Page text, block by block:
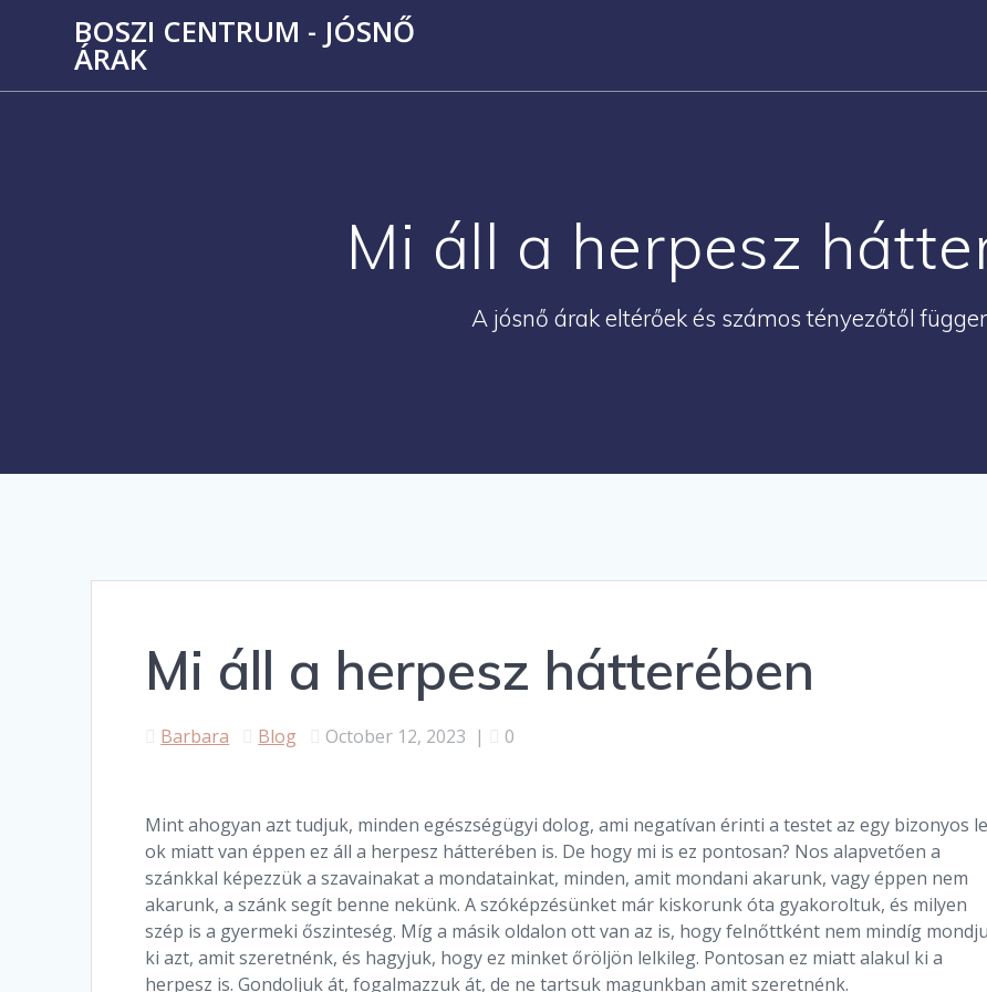
BOSZI CENTRUM - JÓSNŐ
ÁRAK
Mi áll a herpesz
A jósnő árak eltérőek és számos tényezőtől
Mi áll a herpesz hátterében
Barbara Blog October 12, 2023 | 0
Mint ahogyan azt tudjuk, minden egészségügyi dolog, ami negatívan érinti a testet az egy bizonyos
ok miatt van éppen ez áll a herpesz hátterében is. De hogy mi is ez pontosan? Nos alapvetően a
szánkkal képezzük a szavainakat a mondatainkat, minden, amit mondani akarunk, vagy éppen nem
akarunk, a szánk segít benne nekünk. A szóképzésünket már kiskorunk óta gyakoroltuk, és milyen
szép is a gyermeki őszinteség. Míg a másik oldalon ott van az is, hogy felnőttként nem mindíg
ki azt, amit szeretnénk, és hagyjuk, hogy ez minket őröljön lelkileg. Pontosan ez miatt alakul ki a
herpesz is. Gondoljuk át, fogalmazzuk át, de ne tartsuk magunkban amit szeretnénk.